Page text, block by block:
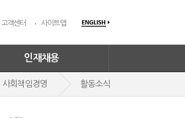
고객센터 사이트맵
인재채용
사회책임경영 활동소식